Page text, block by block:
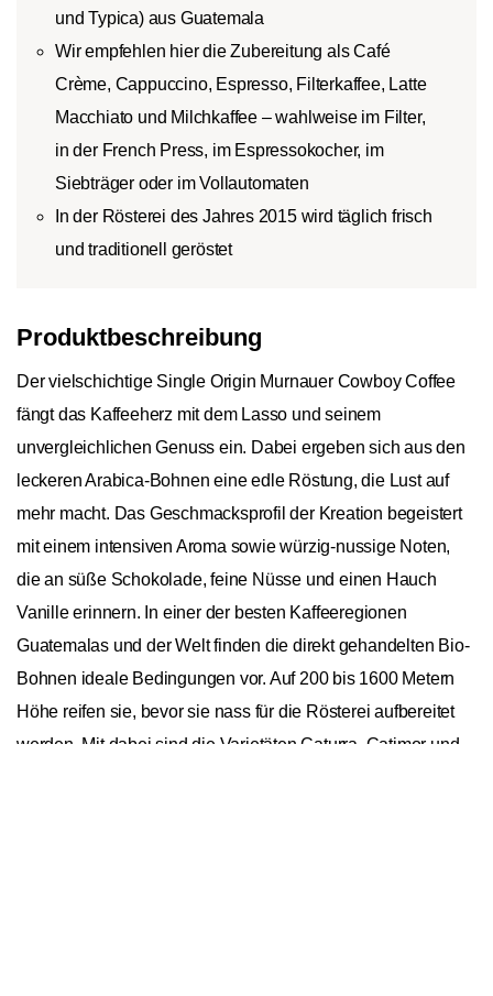
und Typica) aus Guatemala
Wir empfehlen hier die Zubereitung als Café
Crème, Cappuccino, Espresso, Filterkaffee, Latte
Macchiato und Milchkaffee – wahlweise im Filter,
in der French Press, im Espressokocher, im
Siebträger oder im Vollautomaten
In der Rösterei des Jahres 2015 wird täglich frisch
und traditionell geröstet
Produktbeschreibung
Der vielschichtige Single Origin Murnauer Cowboy Coffee
fängt das Kaffeeherz mit dem Lasso und seinem
unvergleichlichen Genuss ein. Dabei ergeben sich aus den
leckeren Arabica-Bohnen eine edle Röstung, die Lust auf
mehr macht. Das Geschmacksprofil der Kreation begeistert
mit einem intensiven Aroma sowie würzig-nussige Noten,
die an süße Schokolade, feine Nüsse und einen Hauch
Vanille erinnern. In einer der besten Kaffeeregionen
Guatemalas und der Welt finden die direkt gehandelten Bio-
Bohnen ideale Bedingungen vor. Auf 200 bis 1600 Metern
Höhe reifen sie, bevor sie nass für die Rösterei aufbereitet
werden. Mit dabei sind die Varietäten Caturra, Catimor und